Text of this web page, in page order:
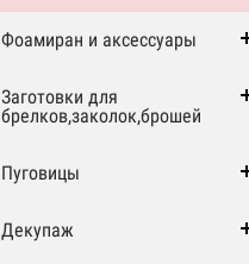
Фоамиран и аксессуары
Заготовки для
брелков,заколок,брошей
Пуговицы
Декупаж